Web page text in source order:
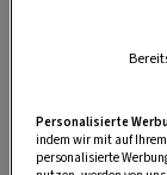
Personalisierte
indem wir mit auf
personalisierte